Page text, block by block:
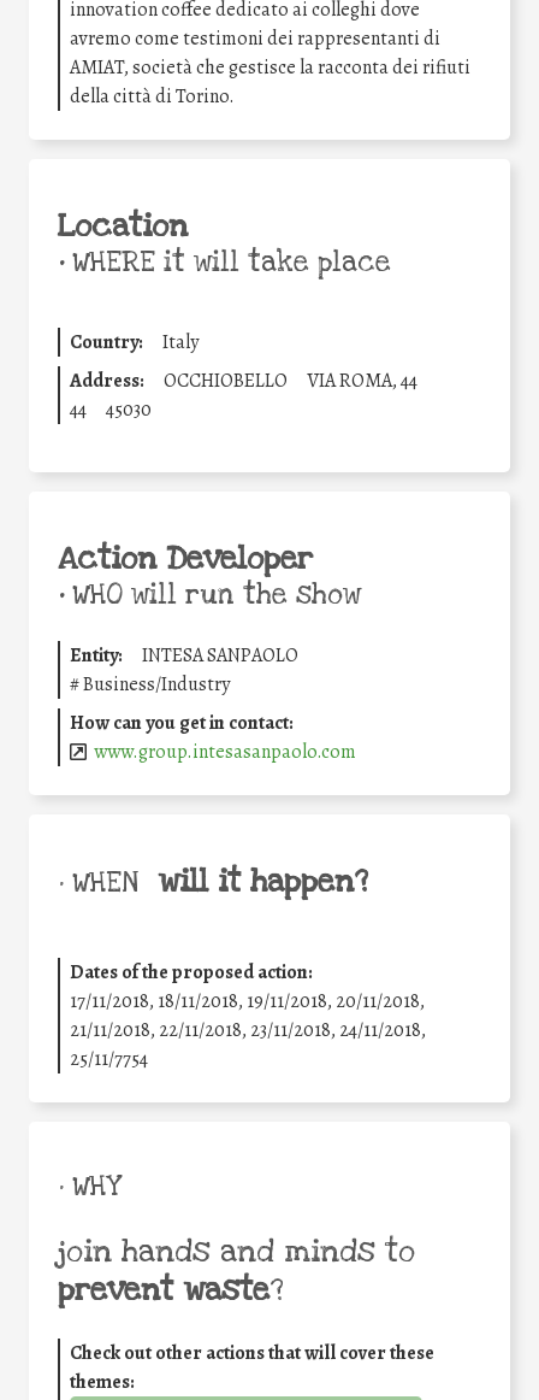
innovation coffee dedicato ai colleghi dove
avremo come testimoni dei rappresentanti di
AMIAT, società che gestisce la racconta dei rifiuti
della città di Torino.
Location
•WHERE it will take place
Country:
Italy
Address:
OCCHIOBELLO
VIA ROMA, 44
44
45030
Action Developer
•WHO will run the show
Entity:
INTESA SANPAOLO
#Business/Industry
How can you get in contact:
www.group.intesasanpaolo.com
• WHEN will it happen?
Dates of the proposed action:
17/11/2018, 18/11/2018, 19/11/2018, 20/11/2018,
21/11/2018, 22/11/2018, 23/11/2018, 24/11/2018,
25/11/7754
• WHY
join hands and minds to
prevent waste?
Check out other actions that will cover these
themes: